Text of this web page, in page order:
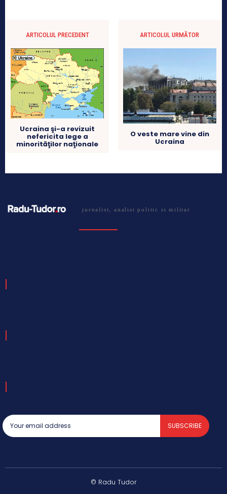
ARTICOLUL PRECEDENT
Ucraina şi-a revizuit
nefericita lege a
minorităţilor naţionale
ARTICOLUL URMĂTOR
O veste mare vine din
Ucraina
jurnalist, analist politic si militar
SUBSCRIBE
© Radu Tudor